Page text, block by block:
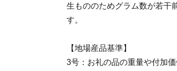
生もののためグラム数が若干
す。
【地場産品基準】
3号：お礼の品の重量や付加